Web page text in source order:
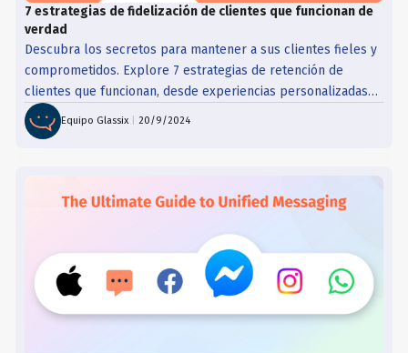
7 estrategias de fidelización de clientes que funcionan de
verdad
Descubra los secretos para mantener a sus clientes fieles y
comprometidos. Explore 7 estrategias de retención de
clientes que funcionan, desde experiencias personalizadas
hasta asistencia proactiva.
Equipo Glassix |20/9/2024